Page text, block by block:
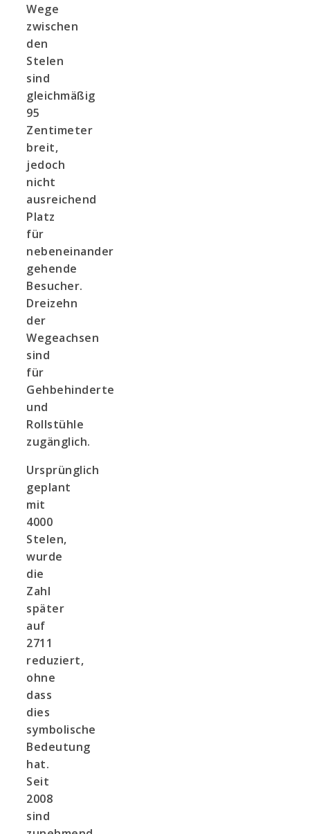
Wege
zwischen
den
Stelen
sind
gleichmäßig
95
Zentimeter
breit,
jedoch
nicht
ausreichend
Platz
für
nebeneinander
gehende
Besucher.
Dreizehn
der
Wegeachsen
sind
für
Gehbehinderte
und
Rollstühle
zugänglich.
Ursprünglich
geplant
mit
4000
Stelen,
wurde
die
Zahl
später
auf
2711
reduziert,
ohne
dass
dies
symbolische
Bedeutung
hat.
Seit
2008
sind